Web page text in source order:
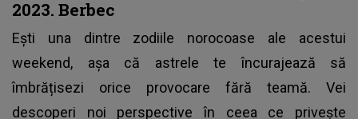
2023. Berbec
Ești una dintre zodiile norocoase ale acestui
weekend, așa că astrele te încurajează să
îmbrățisezi orice provocare fără teamă. Vei
descoperi noi perspective în ceea ce privește